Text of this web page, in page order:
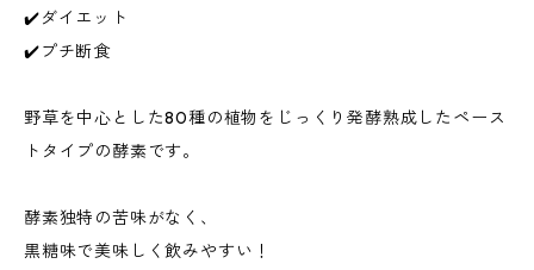
✔️ダイエット
✔️プチ断食
野草を中心とした80種の植物をじっくり発酵熟成したペース
トタイプの酵素です。
酵素独特の苦味がなく、
黒糖味で美味しく飲みやすい！